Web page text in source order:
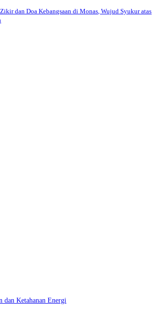
dan Doa Kebangsaan di Monas, Wujud Syukur atas
dan Ketahanan Energi